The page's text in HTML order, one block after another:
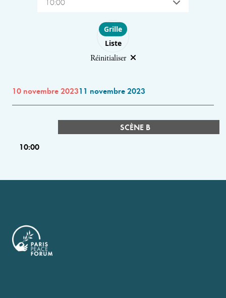
10:00
Choose layout
Grille
Liste
Réinitialiser
10 novembre 202311 novembre 2023
SCÈNE B
10:00